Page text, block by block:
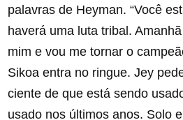
palavras de Heyman. “Você
haverá uma luta tribal.
mim e vou me tornar o
Sikoa entra no ringue. Jey
ciente de que está sendo
usado nos últimos anos. Solo